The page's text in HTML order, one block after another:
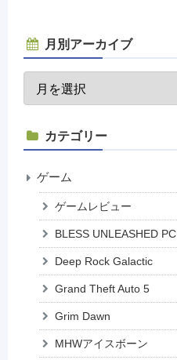
月別アーカイブ
カテゴリー
ゲーム
ゲームレビュー
BLESS UNLEASHED PC
Deep Rock Galactic
Grand Theft Auto 5
Grim Dawn
MHWアイスボーン